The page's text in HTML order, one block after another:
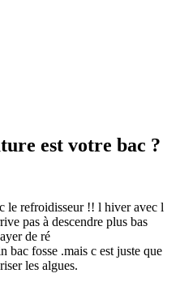
est votre bac ?
le refroidisseur !! l hiver avec l
pas à descendre plus bas
de ré
bac fosse .mais c est juste que
les algues.